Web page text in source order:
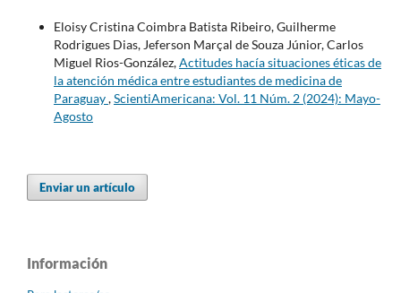
Eloisy Cristina Coimbra Batista Ribeiro, Guilherme
Rodrigues Dias, Jeferson Marçal de Souza Júnior, Carlos
Miguel Rios-González,Actitudes hacía situaciones éticas de
la atención médica entre estudiantes de medicina de
Paraguay,ScientiAmericana: Vol. 11 Núm. 2 (2024): Mayo-
Agosto
Enviar un artículo
Información